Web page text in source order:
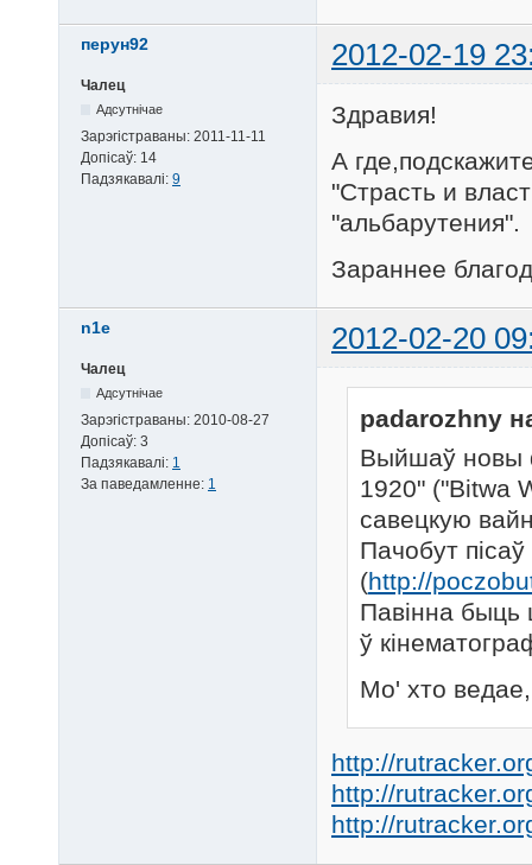
перун92 2012-02-19
Чалец
Адсутнічае
Зарэгістраваны: 2011-11-11
Допісаў: 14
Падзякавалі: 9
Здравия!
А
"Страсть и
"альбарутения".
Зараннее
n1e 2012-02-20
Чалец
Адсутнічае
Зарэгістраваны: 2010-08-27
Допісаў: 3
Падзякавалі: 1
За паведамленне: 1
padarozhny
Выйшаў новы
1920" ("Bitwa
савецкую
Пачобут
(http://
Павінна быць
ў
Мо' хто
http://
http://
http://